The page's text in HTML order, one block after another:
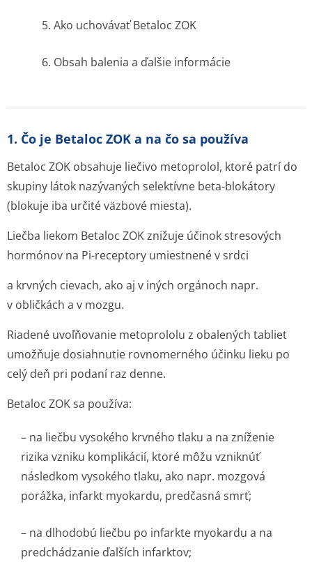
5. Ako uchovávať Betaloc ZOK
6. Obsah balenia a ďalšie informácie
1. Čo je Betaloc ZOK a na čo sa používa
Betaloc ZOK obsahuje liečivo metoprolol, ktoré patrí do
skupiny látok nazývaných selektívne beta-blokátory
(blokuje iba určité väzbové miesta).
Liečba liekom Betaloc ZOK znižuje účinok stresových
hormónov na Pi-receptory umiestnené v srdci
a krvných cievach, ako aj v iných orgánoch napr.
v obličkách a v mozgu.
Riadené uvoľňovanie metoprololu z obalených tabliet
umožňuje dosiahnutie rovnomerného účinku lieku po
celý deň pri podaní raz denne.
Betaloc ZOK sa používa:
– na liečbu vysokého krvného tlaku a na zníženie
rizika vzniku komplikácií, ktoré môžu vzniknúť
následkom vysokého tlaku, ako napr. mozgová
porážka, infarkt myokardu, predčasná smrť;
– na dlhodobú liečbu po infarkte myokardu a na
predchádzanie ďalších infarktov;